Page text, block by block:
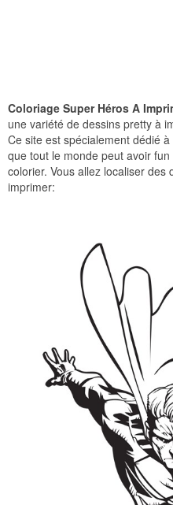
Coloriage Super Héros A
une variété de dessins pretty à
Ce site est spécialement dédié
que tout le monde peut avoir
colorier. Vous allez localiser
imprimer: